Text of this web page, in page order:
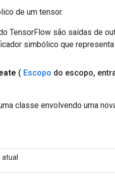
de um tensor.
TensorFlow são saídas de
simbólico que
( Escopo do escopo,
classe envolvendo uma